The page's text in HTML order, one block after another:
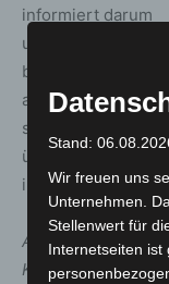
informiert darum
unter
bundesweite
aktuellen
seltene Arten
über den Standort
informiert und wo
Aktuelle Infos zur
Krötenwanderung:
Stand:
Wir freuen uns
Unternehmen.
Stellenwert für
Internetseiten ist